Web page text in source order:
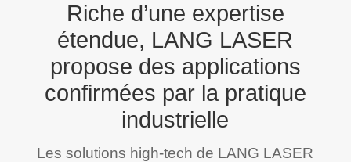
Riche d’une expertise
étendue, LANG LASER
propose des applications
confirmées par la pratique
industrielle
Les solutions high-tech de LANG LASER